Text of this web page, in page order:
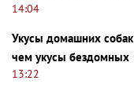
14:04
Укусы домашних
чем укусы бездомных
13:22